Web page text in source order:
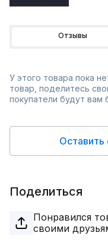
Отзывы
У этого товара пока
товар, поделитесь
покупатели будут вам
Оставить
Поделиться
Понравился
своими